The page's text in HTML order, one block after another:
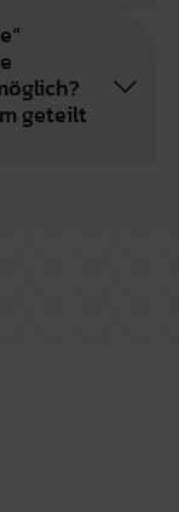
geteilt